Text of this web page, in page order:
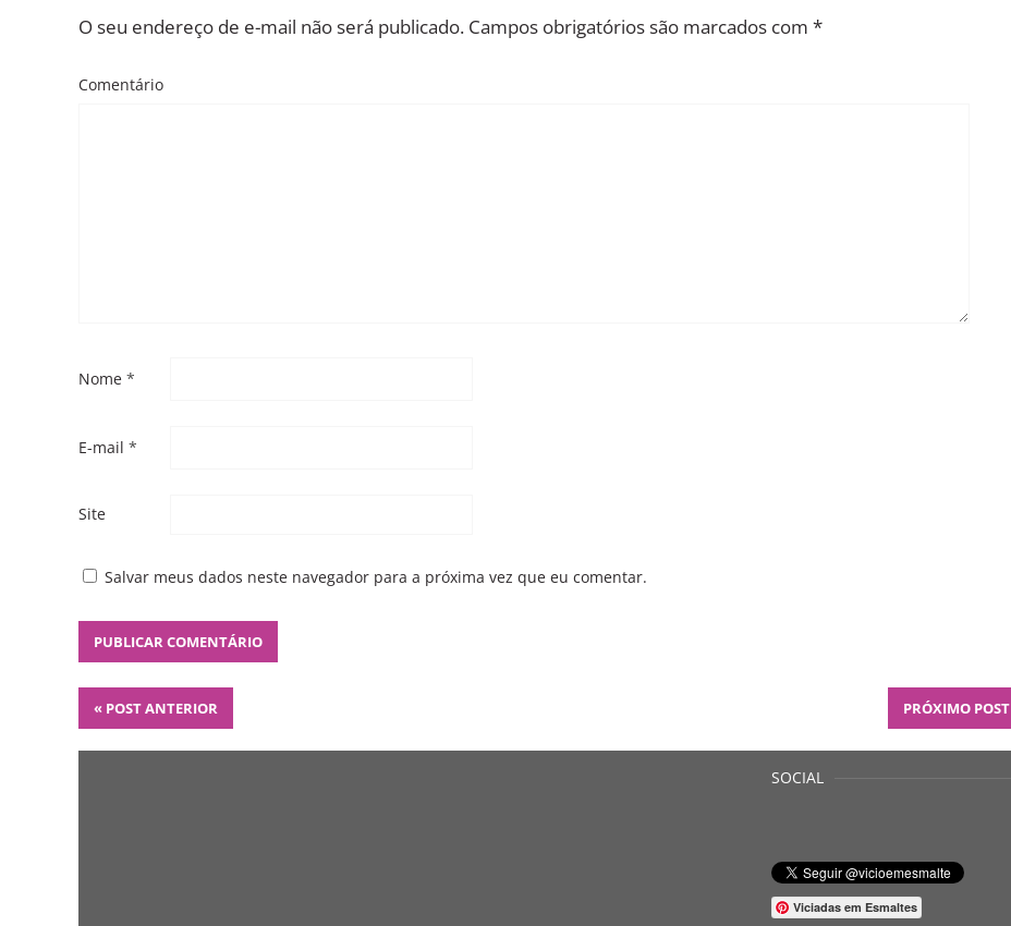
O seu endereço de e-mail não será publicado. Campos obrigatórios são marcados com *
Comentário
Nome *
E-mail *
Site
Salvar meus dados neste navegador para a próxima vez que eu comentar.
« POST ANTERIOR PRÓXIMO POST
SOCIAL
Viciadas em Esmaltes